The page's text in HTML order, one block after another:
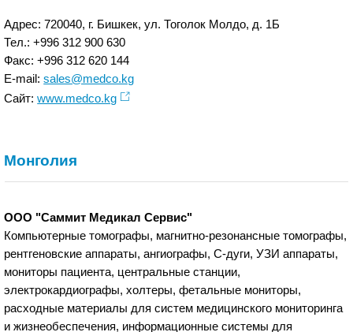
Адрес: 720040, г. Бишкек, ул. Тоголок Молдо, д. 1Б
Тел.: +996 312 900 630
Факс: +996 312 620 144
E-mail:sales@medco.kg
Сайт:www.medco.kg
Монголия
ООО "Саммит Медикал Сервис"
Компьютерные томографы, магнитно-резонансные томографы,
рентгеновские аппараты, ангиографы, С-дуги, УЗИ аппараты,
мониторы пациента, центральные станции,
электрокардиографы, холтеры, фетальные мониторы,
расходные материалы для систем медицинского мониторинга
и жизнеобеспечения, информационные системы для